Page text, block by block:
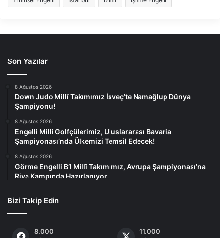
Son Yazılar
8 Ağustos 2026
Down Judo Millî Takımımız İsveç’te Namağlup Dünya
Şampiyonu!
8 Ağustos 2026
Engelli Milli Golfçülerimiz, Uluslararası Bavaria
Şampiyonası’nda Ülkemizi Temsil Edecek!
8 Ağustos 2026
Görme Engelli B1 Millî Takımımız, Avrupa Şampiyonası’na
Riva Kampında Hazırlanıyor
Bizi Takip Edin
8.000 11.000